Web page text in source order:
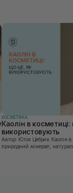
КОСМЕТИКА
Каолін в
використовують
Автор: Юлія Цебрик Каолін в косметології – це
природний мінерал,